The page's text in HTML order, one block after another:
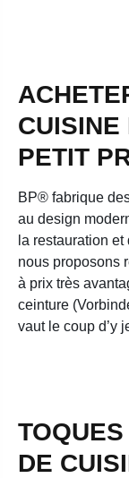
CUISINE
PETIT
BP® fabrique
au design
la restauration
nous proposons
à prix très
ceinture
vaut le coup d’y
DE